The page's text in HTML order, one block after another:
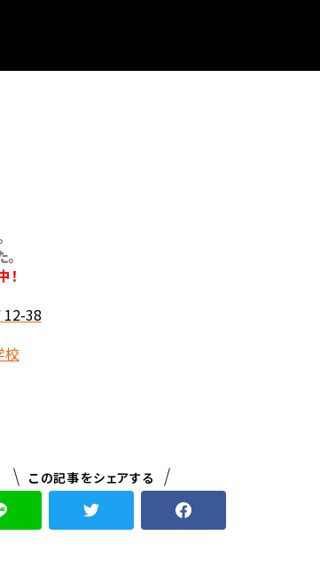
12-38
校
この記事をシェアする